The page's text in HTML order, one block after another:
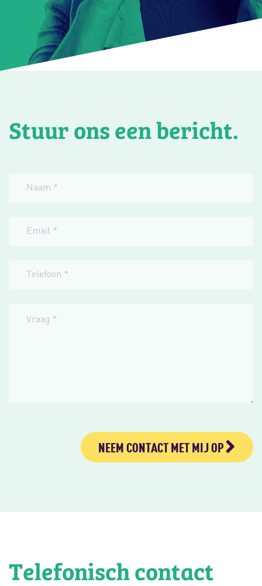
Stuur ons een bericht.
NEEM CONTACT MET MIJ OP
Telefonisch contact